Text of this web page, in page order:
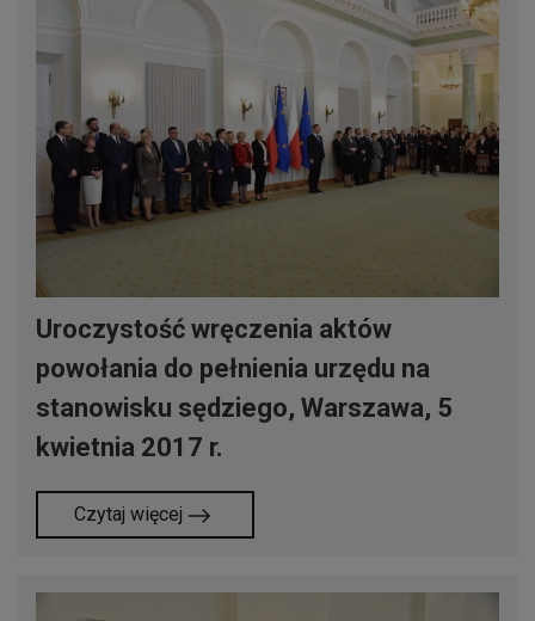
Uroczystość wręczenia aktów
powołania do pełnienia urzędu na
stanowisku sędziego, Warszawa, 5
kwietnia 2017 r.
Czytaj więcej